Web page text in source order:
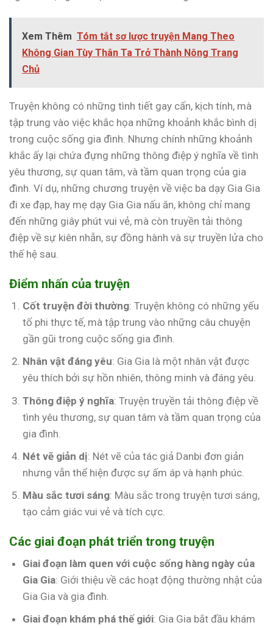
Xem Thêm Tóm tắt sơ lược truyện Mang Theo
Không Gian Tùy Thân Ta Trở Thành Nông Trang
Chủ
Truyện không có những tình tiết gay cấn, kịch tính, mà
tập trung vào việc khắc họa những khoảnh khắc bình dị
trong cuộc sống gia đình. Nhưng chính những khoảnh
khắc ấy lại chứa đựng những thông điệp ý nghĩa về tình
yêu thương, sự quan tâm, và tầm quan trọng của gia
đình. Ví dụ, những chương truyện về việc ba dạy Gia Gia
đi xe đạp, hay mẹ dạy Gia Gia nấu ăn, không chỉ mang
đến những giây phút vui vẻ, mà còn truyền tải thông
điệp về sự kiên nhẫn, sự đồng hành và sự truyền lửa cho
thế hệ sau.
Điểm nhấn của truyện
Cốt truyện đời thường: Truyện không có những yếu
tố phi thực tế, mà tập trung vào những câu chuyện
gần gũi trong cuộc sống gia đình.
Nhân vật đáng yêu: Gia Gia là một nhân vật được
yêu thích bởi sự hồn nhiên, thông minh và đáng yêu.
Thông điệp ý nghĩa: Truyện truyền tải thông điệp về
tình yêu thương, sự quan tâm và tầm quan trọng của
gia đình.
Nét vẽ giản dị: Nét vẽ của tác giả Danbi đơn giản
nhưng vẫn thể hiện được sự ấm áp và hạnh phúc.
Màu sắc tươi sáng: Màu sắc trong truyện tươi sáng,
tạo cảm giác vui vẻ và tích cực.
Các giai đoạn phát triển trong truyện
Giai đoạn làm quen với cuộc sống hàng ngày của
Gia Gia: Giới thiệu về các hoạt động thường nhật của
Gia Gia và gia đình.
Giai đoạn khám phá thế giới: Gia Gia bắt đầu khám